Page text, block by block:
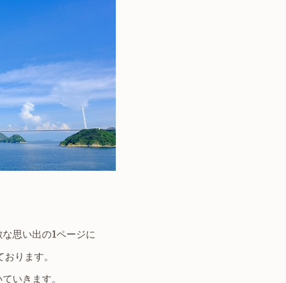
思い出の1ページに
ります。
いきます。